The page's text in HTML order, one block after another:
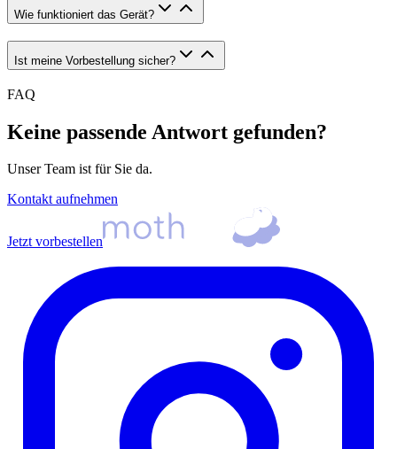
Wie funktioniert das Gerät?
Ist meine Vorbestellung sicher?
FAQ
Keine passende Antwort gefunden?
Unser Team ist für Sie da.
Kontakt aufnehmen
Jetzt vorbestellen